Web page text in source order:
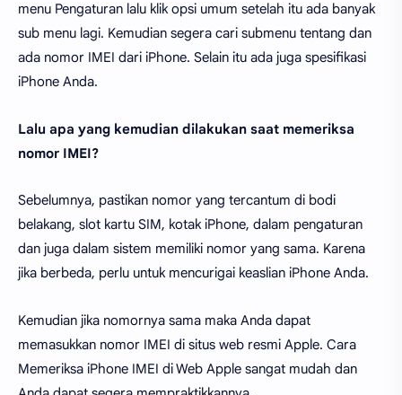
menu Pengaturan lalu klik opsi umum setelah itu ada banyak
sub menu lagi. Kemudian segera cari submenu tentang dan
ada nomor IMEI dari iPhone. Selain itu ada juga spesifikasi
iPhone Anda.
Lalu apa yang kemudian dilakukan saat memeriksa
nomor IMEI?
Sebelumnya, pastikan nomor yang tercantum di bodi
belakang, slot kartu SIM, kotak iPhone, dalam pengaturan
dan juga dalam sistem memiliki nomor yang sama. Karena
jika berbeda, perlu untuk mencurigai keaslian iPhone Anda.
Kemudian jika nomornya sama maka Anda dapat
memasukkan nomor IMEI di situs web resmi Apple. Cara
Memeriksa iPhone IMEI di Web Apple sangat mudah dan